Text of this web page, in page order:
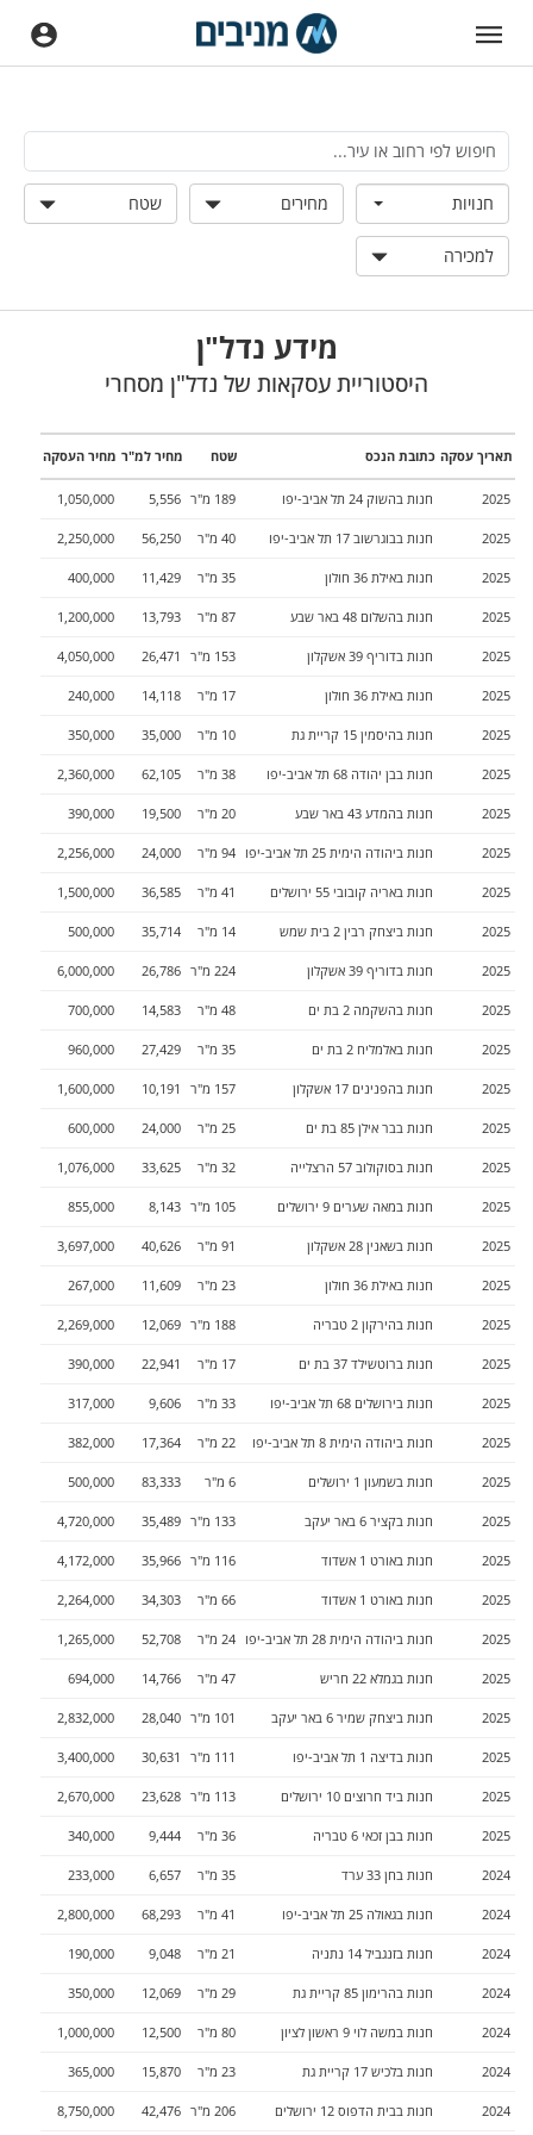
חנויות מחירים שטח
למכירה
מידע נדל"ן
היסטוריית עסקאות של נדל"ן מסחרי
תאריך עסקה כתובת הנכס שטח מחיר למ"ר מחיר העסקה
2025 חנות בהשוק 24 תל אביב-יפו 189 מ"ר 5,556
1,050,000
2025 חנות בבוגרשוב 17 תל אביב-יפו 40 מ"ר 56,250
2,250,000
2025 חנות באילת 36 חולון 35 מ"ר 11,429
400,000
2025 חנות בהשלום 48 באר שבע 87 מ"ר 13,793
1,200,000
2025 חנות בדוריף 39 אשקלון 153 מ"ר 26,471
4,050,000
2025 חנות באילת 36 חולון 17 מ"ר 14,118
240,000
2025 חנות בהיסמין 15 קריית גת 10 מ"ר 35,000
350,000
2025 חנות בבן יהודה 68 תל אביב-יפו 38 מ"ר 62,105
2,360,000
2025 חנות בהמדע 43 באר שבע 20 מ"ר 19,500
390,000
2025 חנות ביהודה הימית 25 תל אביב-יפו 94 מ"ר 24,000
2,256,000
2025 חנות באריה קובובי 55 ירושלים 41 מ"ר 36,585
1,500,000
2025 חנות ביצחק רבין 2 בית שמש 14 מ"ר 35,714
500,000
2025 חנות בדוריף 39 אשקלון 224 מ"ר 26,786
6,000,000
2025 חנות בהשקמה 2 בת ים 48 מ"ר 14,583
700,000
2025 חנות באלמליח 2 בת ים 35 מ"ר 27,429
960,000
2025 חנות בהפנינים 17 אשקלון 157 מ"ר 10,191
1,600,000
2025 חנות בבר אילן 85 בת ים 25 מ"ר 24,000
600,000
2025 חנות בסוקולוב 57 הרצלייה 32 מ"ר 33,625
1,076,000
2025 חנות במאה שערים 9 ירושלים 105 מ"ר 8,143
855,000
2025 חנות בשאנין 28 אשקלון 91 מ"ר 40,626
3,697,000
2025 חנות באילת 36 חולון 23 מ"ר 11,609
267,000
2025 חנות בהירקון 2 טבריה 188 מ"ר 12,069
2,269,000
2025 חנות ברוטשילד 37 בת ים 17 מ"ר 22,941
390,000
2025 חנות בירושלים 68 תל אביב-יפו 33 מ"ר 9,606
317,000
2025 חנות ביהודה הימית 8 תל אביב-יפו 22 מ"ר 17,364
382,000
2025 חנות בשמעון 1 ירושלים 6 מ"ר 83,333
500,000
2025 חנות בקציר 6 באר יעקב 133 מ"ר 35,489
4,720,000
2025 חנות באורט 1 אשדוד 116 מ"ר 35,966
4,172,000
2025 חנות באורט 1 אשדוד 66 מ"ר 34,303
2,264,000
2025 חנות ביהודה הימית 28 תל אביב-יפו 24 מ"ר 52,708
1,265,000
2025 חנות בגמלא 22 חריש 47 מ"ר 14,766
694,000
2025 חנות ביצחק שמיר 6 באר יעקב 101 מ"ר 28,040
2,832,000
2025 חנות בדיצה 1 תל אביב-יפו 111 מ"ר 30,631
3,400,000
2025 חנות ביד חרוצים 10 ירושלים 113 מ"ר 23,628
2,670,000
2025 חנות בבן זכאי 6 טבריה 36 מ"ר 9,444
340,000
2024 חנות בחן 33 ערד 35 מ"ר 6,657
233,000
2024 חנות בגאולה 25 תל אביב-יפו 41 מ"ר 68,293
2,800,000
2024 חנות בזנגביל 14 נתניה 21 מ"ר 9,048
190,000
2024 חנות בהרימון 85 קריית גת 29 מ"ר 12,069
350,000
2024 חנות במשה לוי 9 ראשון לציון 80 מ"ר 12,500
1,000,000
2024 חנות בלכיש 17 קריית גת 23 מ"ר 15,870
365,000
2024 חנות בבית הדפוס 12 ירושלים 206 מ"ר 42,476
8,750,000